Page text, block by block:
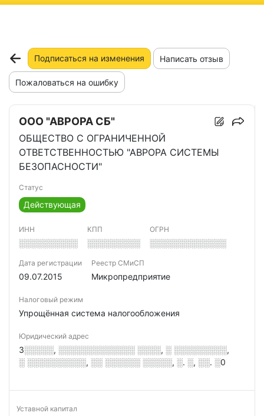
Подписаться на изменения Написать отзыв
Пожаловаться на ошибку
ООО "АВРОРА СБ"
ОБЩЕСТВО С ОГРАНИЧЕННОЙ
ОТВЕТСТВЕННОСТЬЮ "АВРОРА СИСТЕМЫ
БЕЗОПАСНОСТИ"
Статус
Действующая
ИНН
░░░░░░░░░░
КПП
░░░░░░░░░
ОГРН
░░░░░░░░░░░░░
Дата регистрации
09.07.2015
Реестр СМиСП
Микропредприятие
Налоговый режим
Упрощённая система налогообложения
Юридический адрес
3░░░░░, ░░░░░░░░░░░░░ ░░░░, ░ ░░░░░░░░░,
░ ░░░░░░░░░░, ░░ ░░░░░░ ░░░░░, ░. ░, ░░. ░0
Уставной капитал